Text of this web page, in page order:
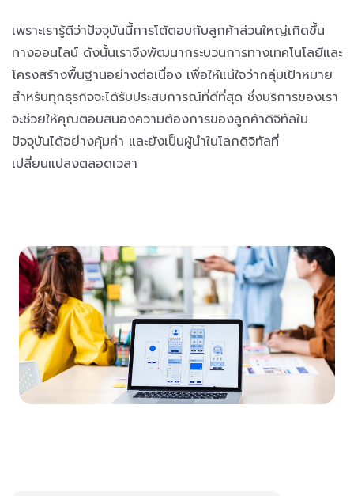
เพราะเรารู้ดีว่าปัจจุบันนี้การโต้ตอบกับลูกค้าส่วนใหญ่เกิดขึ้น
ทางออนไลน์ ดังนั้นเราจึงพัฒนากระบวนการทางเทคโนโลยีและ
โครงสร้างพื้นฐานอย่างต่อเนื่อง เพื่อให้แน่ใจว่ากลุ่มเป้าหมาย
สำหรับทุกธุรกิจจะได้รับประสบการณ์ที่ดีที่สุด ซึ่งบริการของเรา
จะช่วยให้คุณตอบสนองความต้องการของลูกค้าดิจิทัลใน
ปัจจุบันได้อย่างคุ้มค่า และยังเป็นผู้นำในโลกดิจิทัลที่
เปลี่ยนแปลงตลอดเวลา